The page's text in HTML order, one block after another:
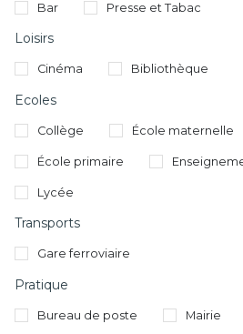
Bar Presse et Tabac
Loisirs
Cinéma Bibliothèque
Ecoles
Collège École maternelle
École primaire
Lycée
Transports
Gare ferroviaire
Pratique
Bureau de poste Mairie